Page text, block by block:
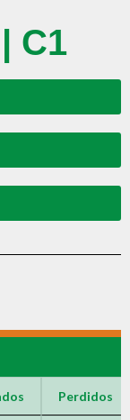
C1
Perdidos